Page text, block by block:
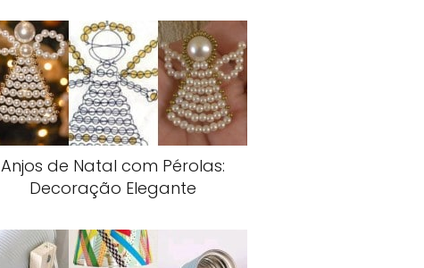
Anjos de Natal com Pérolas:
Decoração Elegante